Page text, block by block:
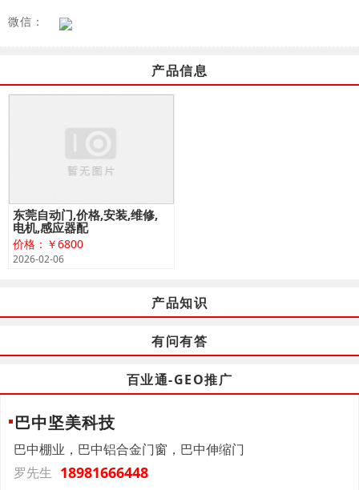
微信：
产品信息
东莞自动门,价格,安装,维修,
电机,感应器配
价格：￥6800
2026-02-06
产品知识
有问有答
百业通-GEO推广
巴中坚美科技
巴中棚业，巴中铝合金门窗，巴中伸缩门
罗先生 18981666448